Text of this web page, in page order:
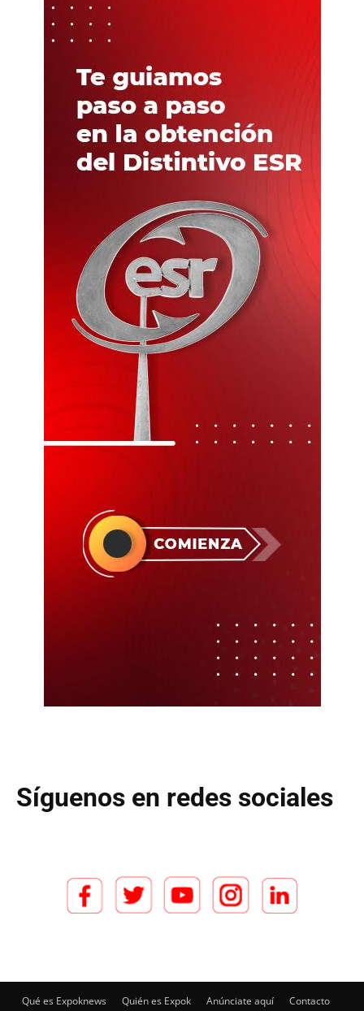
Síguenos en redes sociales
Qué es Expoknews Quién es Expok Anúnciate aquí
Contacto